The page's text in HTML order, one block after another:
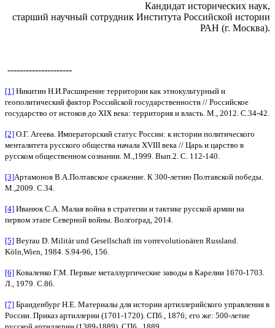
Кандидат исторических наук,
старший научный сотрудник Института Российской истории
РАН (г. Москва).
---------------------
[1] Никитин Н.И.Расширение территории как этнокультурный и
геополитический фактор Российской государственности // Российское
государство от истоков до XIX века: территория и власть. М., 2012. С.34-42.
[2] О.Г. Агеева. Императорский статус России: к истории политического
менталитета русского общества начала XVIII века // Царь и царство в
русском общественном сознании. М.,1999. Вып.2. С. 112-140.
[3]Артамонов В.А.Полтавское сражение. К 300-летию Полтавской победы.
М.,2009. С.34.
[4] Иванюк С.А. Малая война в стратегии и тактике русской армии на
первом этапе Северной войны. Волгоград, 2014.
[5] Beyrau D. Militär und Gesellschaft im vorrevolutionären Russland.
Köln,Wien, 1984. S.94-96, 156.
[6] Коваленко Г.М. Первые металлургические заводы в Карелии 1670-1703.
Л., 1979. С.86.
[7] Бранденбург Н.Е. Материалы для истории артиллерийского управления в
России. Приказ артиллерии (1701-1720). СПб., 1876; его же: 500-летие